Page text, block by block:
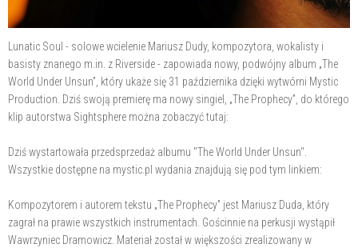
Lunatic Soul - solowe wcielenie Mariusz Dudy, kompozytora, wokalisty i
basisty znanego m.in. z Riverside - zapowiada nowy, podwójny album „The
World Under Unsun”, który ukaże się 31 października dzięki wytwórni Mystic
Production. Dziś swoją premierę ma nowy singiel, „The Prophecy”, do którego
klip autorstwa Sightsphere można zobaczyć tutaj:
Dziś wystartowała przedsprzedaż albumu "The World Under Unsun".
Wszystkie dostępne na mystic.pl wydania znajdują się pod tym linkiem:
Kompozytorem i autorem tekstu „The Prophecy” jest Mariusz Duda, który
zagrał na prawie wszystkich instrumentach. Gościnnie na perkusji wystąpił
Wawrzyniec Dramowicz. Materiał został w większości zrealizowany w